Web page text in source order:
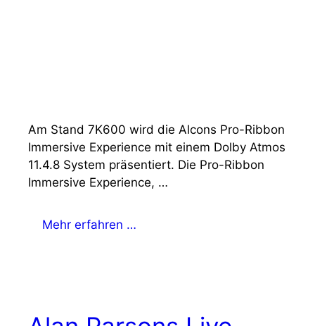
Am Stand 7K600 wird die Alcons Pro-Ribbon
Immersive Experience mit einem Dolby Atmos
11.4.8 System präsentiert. Die Pro-Ribbon
Immersive Experience, …
Mehr erfahren …